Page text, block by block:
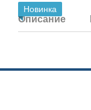
Новинка
Описание